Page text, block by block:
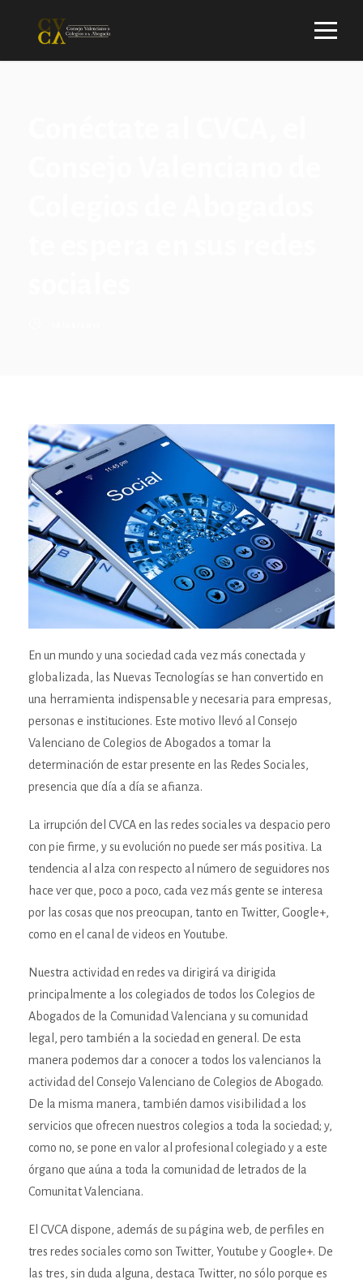
En un mundo y una sociedad cada vez más conectada y
globalizada, las Nuevas Tecnologías se han convertido en
una herramienta indispensable y necesaria para empresas,
personas e instituciones. Este motivo llevó al Consejo
Valenciano de Colegios de Abogados a tomar la
determinación de estar presente en las Redes Sociales,
presencia que día a día se afianza.
La irrupción del CVCA en las redes sociales va despacio pero
con pie firme, y su evolución no puede ser más positiva. La
tendencia al alza con respecto al número de seguidores nos
hace ver que, poco a poco, cada vez más gente se interesa
por las cosas que nos preocupan, tanto en Twitter, Google+,
como en el canal de videos en Youtube.
Nuestra actividad en redes va dirigirá va dirigida
principalmente a los colegiados de todos los Colegios de
Abogados de la Comunidad Valenciana y su comunidad
legal, pero también a la sociedad en general. De esta
manera podemos dar a conocer a todos los valencianos la
actividad del Consejo Valenciano de Colegios de Abogado.
De la misma manera, también damos visibilidad a los
servicios que ofrecen nuestros colegios a toda la sociedad; y,
como no, se pone en valor al profesional colegiado y a este
órgano que aúna a toda la comunidad de letrados de la
Comunitat Valenciana.
El CVCA dispone, además de su página web, de perfiles en
tres redes sociales como son Twitter, Youtube y Google+. De
las tres, sin duda alguna, destaca Twitter, no sólo porque es